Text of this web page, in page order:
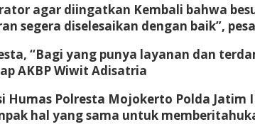
agar diingatkan Kembali bahwa
segera diselesaikan dengan baik”,
“Bagi yang punya layanan dan
AKBP Wiwit Adisatria
Humas Polresta Mojokerto Polda
hal yang sama untuk